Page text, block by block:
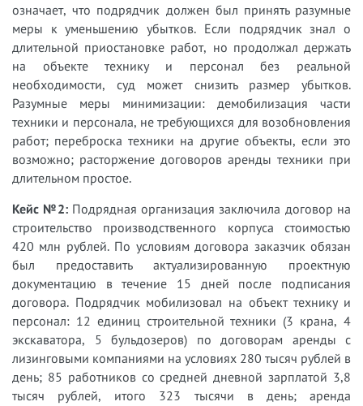
означает, что подрядчик должен был принять разумные
меры к уменьшению убытков. Если подрядчик знал о
длительной приостановке работ, но продолжал держать
на объекте технику и персонал без реальной
необходимости, суд может снизить размер убытков.
Разумные меры минимизации: демобилизация части
техники и персонала, не требующихся для возобновления
работ; переброска техники на другие объекты, если это
возможно; расторжение договоров аренды техники при
длительном простое.
Кейс №2:Подрядная организация заключила договор на
строительство производственного корпуса стоимостью
420 млн рублей. По условиям договора заказчик обязан
был предоставить актуализированную проектную
документацию в течение 15 дней после подписания
договора. Подрядчик мобилизовал на объект технику и
персонал: 12 единиц строительной техники (3 крана, 4
экскаватора, 5 бульдозеров) по договорам аренды с
лизинговыми компаниями на условиях 280 тысяч рублей в
день; 85 работников со средней дневной зарплатой 3,8
тысяч рублей, итого 323 тысячи в день; аренда